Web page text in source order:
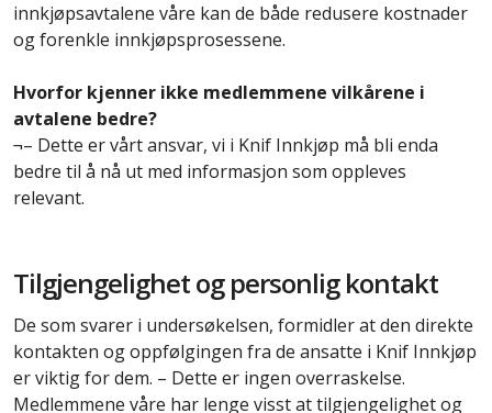
innkjøpsavtalene våre kan de både redusere kostnader
og forenkle innkjøpsprosessene.
Hvorfor kjenner ikke medlemmene vilkårene i
avtalene bedre?
¬– Dette er vårt ansvar, vi i Knif Innkjøp må bli enda
bedre til å nå ut med informasjon som oppleves
relevant.
Tilgjengelighet og personlig kontakt
De som svarer i undersøkelsen, formidler at den direkte
kontakten og oppfølgingen fra de ansatte i Knif Innkjøp
er viktig for dem. – Dette er ingen overraskelse.
Medlemmene våre har lenge visst at tilgjengelighet og